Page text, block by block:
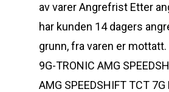
av varer Angrefrist Etter
har kunden 14 dagers
grunn, fra varen er mottatt.
9G-TRONIC AMG
AMG SPEEDSHIFT TCT